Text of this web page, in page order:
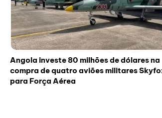
Angola investe 80 milhões de dólares na
compra de quatro aviões militares
para Força Aérea